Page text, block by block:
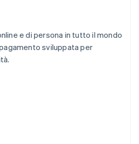
e di persona in tutto il mondo
sviluppata per